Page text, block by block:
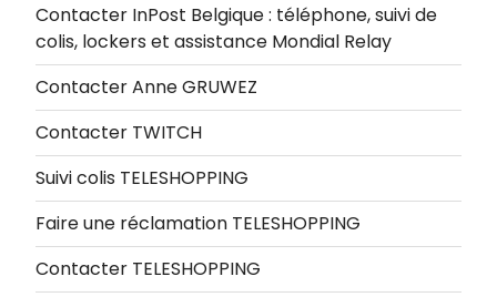
Contacter InPost Belgique : téléphone, suivi de
colis, lockers et assistance Mondial Relay
Contacter Anne GRUWEZ
Contacter TWITCH
Suivi colis TELESHOPPING
Faire une réclamation TELESHOPPING
Contacter TELESHOPPING